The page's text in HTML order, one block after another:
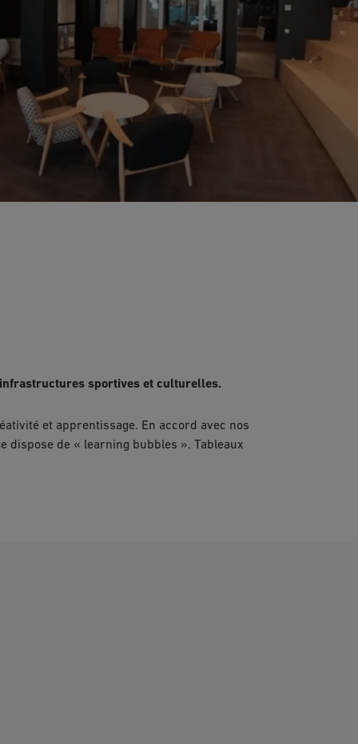
infrastructures sportives et culturelles.
et apprentissage. En accord avec nos
dispose de « learning bubbles ». Tableaux